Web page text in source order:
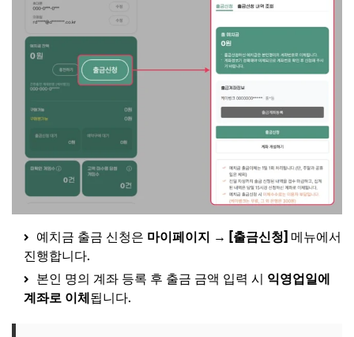
예치금 출금 신청은 마이페이지 → [출금신청] 메뉴에서
진행합니다.
본인 명의 계좌 등록 후 출금 금액 입력 시 익영업일에
계좌로 이체 됩니다.